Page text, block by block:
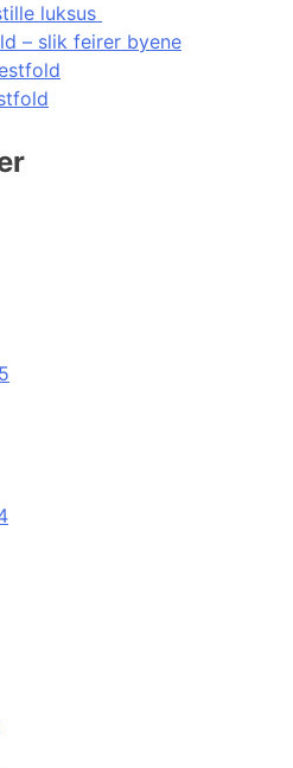
luksus
– slik feirer byene